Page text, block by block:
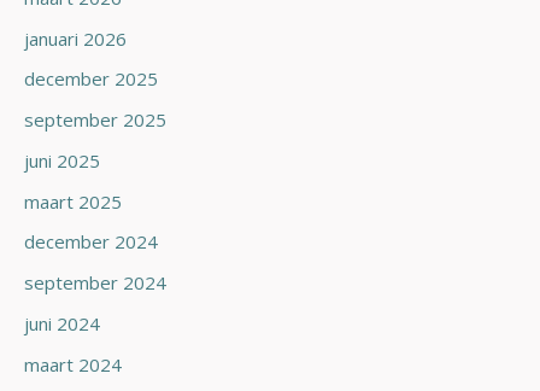
januari 2026
december 2025
september 2025
juni 2025
maart 2025
december 2024
september 2024
juni 2024
maart 2024